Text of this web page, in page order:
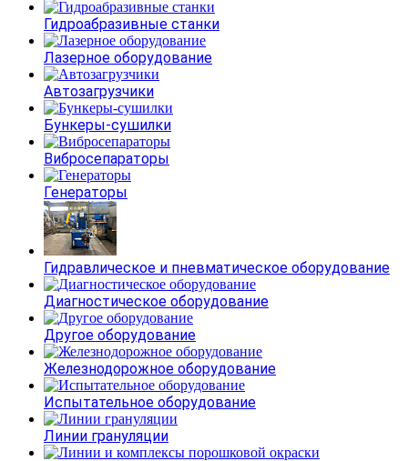
Гидроабразивные станки
Лазерное оборудование
Автозагрузчики
Бункеры-сушилки
Вибросепараторы
Генераторы
Гидравлическое и пневматическое оборудование
Диагностическое оборудование
Другое оборудование
Железнодорожное оборудование
Испытательное оборудование
Линии грануляции